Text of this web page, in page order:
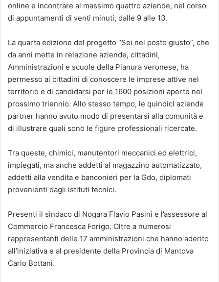
online e incontrare al massimo quattro aziende, nel corso
di appuntamenti di venti minuti, dalle 9 alle 13.
La quarta edizione del progetto “Sei nel posto giusto”, che
da anni mette in relazione aziende, cittadini,
Amministrazioni e scuole della Pianura veronese, ha
permesso ai cittadini di conoscere le imprese attive nel
territorio e di candidarsi per le 1600 posizioni aperte nel
prossimo triennio. Allo stesso tempo, le quindici aziende
partner hanno avuto modo di presentarsi alla comunità e
di illustrare quali sono le figure professionali ricercate.
Tra queste, chimici, manutentori meccanici ed elettrici,
impiegati, ma anche addetti al magazzino automatizzato,
addetti alla vendita e banconieri per la Gdo, diplomati
provenienti dagli istituti tecnici.
Presenti il sindaco di Nogara Flavio Pasini e l’assessore al
Commercio Francesca Forigo. Oltre a numerosi
rappresentanti delle 17 amministrazioni che hanno aderito
all’iniziativa e al presidente della Provincia di Mantova
Carlo Bottani.